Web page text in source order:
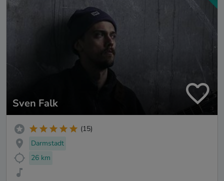
Sven Falk
(15)
Darmstadt
26 km